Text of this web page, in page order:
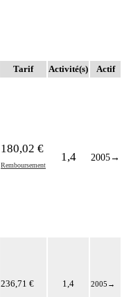
Tarif Activité(s) Actif
180,02 €
Remboursement
1,4 2005→
236,71 € 1,4 2005 →